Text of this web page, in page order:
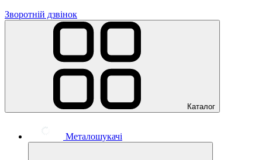
Зворотній дзвінок
Каталог
Металошукачі